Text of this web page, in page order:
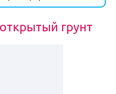
грунт